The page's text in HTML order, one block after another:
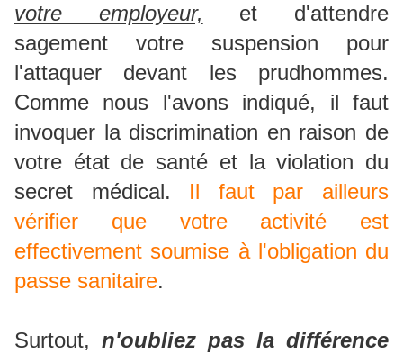
votre employeur, et d'attendre
sagement votre suspension pour
l'attaquer devant les prudhommes.
Comme nous l'avons indiqué, il faut
invoquer la discrimination en raison de
votre état de santé et la violation du
secret médical. Il faut par ailleurs
vérifier que votre activité est
effectivement soumise à l'obligation du
passe sanitaire.
Surtout, n'oubliez pas la différence